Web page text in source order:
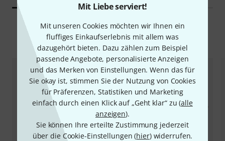
Mit Liebe serviert!
Mit unseren Cookies möchten wir Ihnen ein
fluffiges Einkaufserlebnis mit allem was
dazugehört bieten. Dazu zählen zum Beispiel
passende Angebote, personalisierte Anzeigen
und das Merken von Einstellungen. Wenn das für
Sie okay ist, stimmen Sie der Nutzung von Cookies
für Präferenzen, Statistiken und Marketing
einfach durch einen Klick auf „Geht klar“ zu (alle
anzeigen).
Sie können Ihre erteilte Zustimmung jederzeit
über die Cookie-Einstellungen (hier) widerrufen.
Angebote